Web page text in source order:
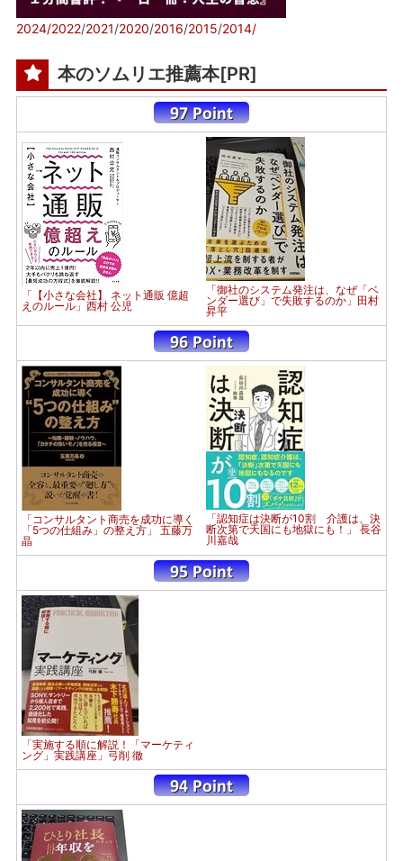
2024/2022/2021/2020/2016/2015/2014/
本のソムリエ推薦本[PR]
「【小さな会社】 ネット通販 億超
えのルール」西村 公児
「御社のシステム発注は、なぜ「ベ
ンダー選び」で失敗するのか」田村
昇平
「コンサルタント商売を成功に導く
「5つの仕組み」の整え方」 五藤万
晶
「認知症は決断が10割 介護は、決
断次第で天国にも地獄にも！」 長谷
川嘉哉
「実施する順に解説！「マーケティ
ング」実践講座」弓削 徹